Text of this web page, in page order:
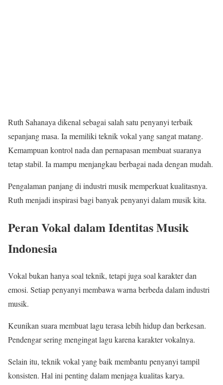
Ruth Sahanaya dikenal sebagai salah satu penyanyi terbaik
sepanjang masa. Ia memiliki teknik vokal yang sangat matang.
Kemampuan kontrol nada dan pernapasan membuat suaranya
tetap stabil. Ia mampu menjangkau berbagai nada dengan mudah.
Pengalaman panjang di industri musik memperkuat kualitasnya.
Ruth menjadi inspirasi bagi banyak penyanyi dalam musik kita.
Peran Vokal dalam Identitas Musik
Indonesia
Vokal bukan hanya soal teknik, tetapi juga soal karakter dan
emosi. Setiap penyanyi membawa warna berbeda dalam industri
musik.
Keunikan suara membuat lagu terasa lebih hidup dan berkesan.
Pendengar sering mengingat lagu karena karakter vokalnya.
Selain itu, teknik vokal yang baik membantu penyanyi tampil
konsisten. Hal ini penting dalam menjaga kualitas karya.